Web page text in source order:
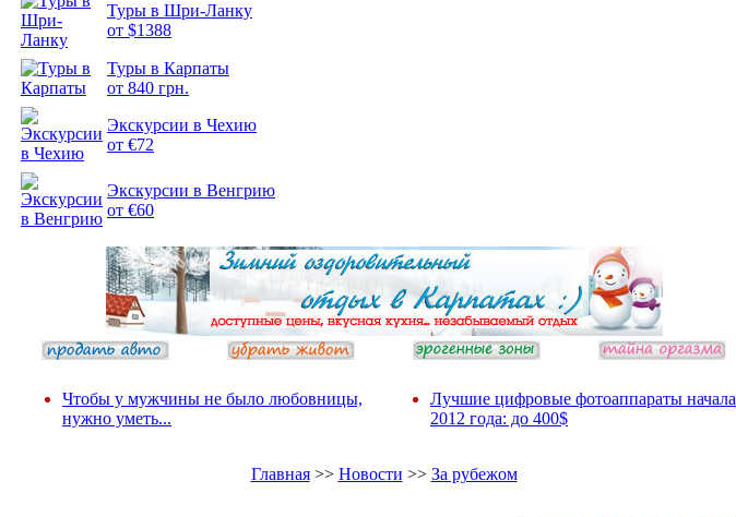
Туры в Шри-Ланку
от $1388
Туры в Карпаты
от 840 грн.
Экскурсии в Чехию
от €72
Экскурсии в Венгрию
от €60
Чтобы у мужчины не было любовницы,
нужно уметь...
Лучшие цифровые фотоаппараты начала
2012 года: до 400$
Главная>> Новости >> За рубежом